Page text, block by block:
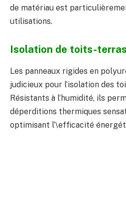
de matériau est
utilisations.
Isolation de toits-
Les panneaux rigides en
judicieux pour l’isolation des
Résistants à l’humidité, ils
déperditions thermiques
optimisant l’\efficacité